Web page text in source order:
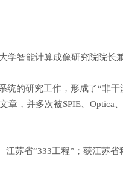
能计算成像研究院院长
研究工作，形成了“非
，并多次被SPIE、
省“333工程”；获江苏